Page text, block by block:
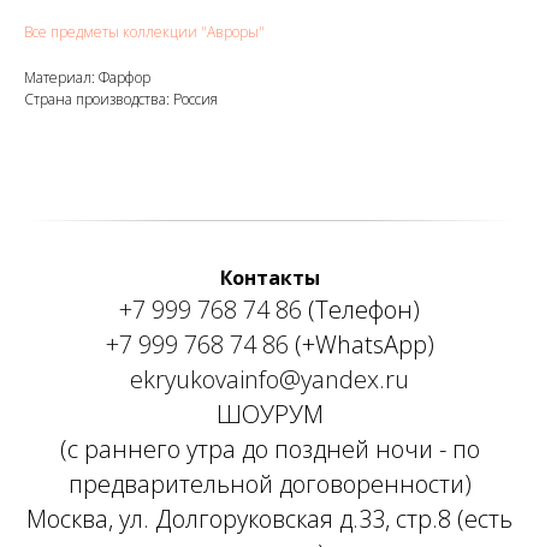
Все предметы коллекции "Авроры"
Материал: Фарфор
Страна производства: Россия
Контакты
+7 999 768 74 86 (Телефон)
+7 999 768 74 86 (+WhatsApp)
ekryukovainfo@yandex.ru
ШОУРУМ
(с раннего утра до поздней ночи - по
предварительной договоренности)
Москва, ул. Долгоруковская д.33, стр.8 (есть